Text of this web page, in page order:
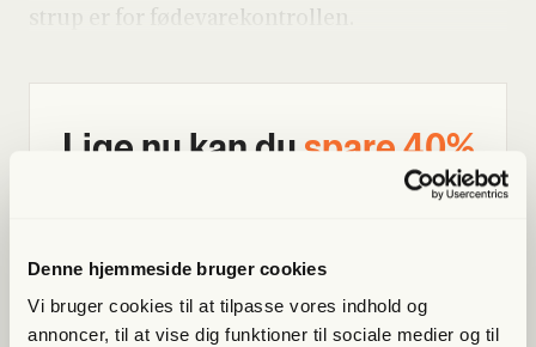
Denne hjemmeside bruger cookies
Vi bruger cookies til at tilpasse vores indhold og
annoncer, til at vise dig funktioner til sociale medier og til
strup er for føde­va­re­kon­trol­len.
Lige nu kan du spa­re 40%
fin­der andre ste­der
Bliv med­lem og spar nu